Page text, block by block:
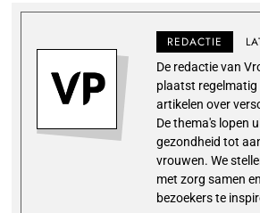
REDACTIE
De redactie van
plaatst
artikelen over
De thema's lopen
gezondheid tot
vrouwen. We
met zorg samen
bezoekers te